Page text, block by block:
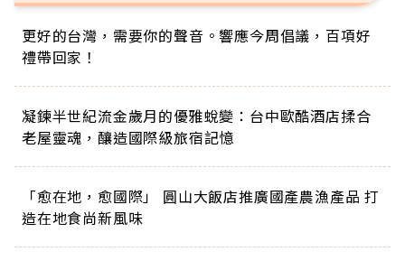
更好的台灣，需要你的聲音。響應今周倡議，百項好
禮帶回家！
凝鍊半世紀流金歲月的優雅蛻變：台中歐酷酒店揉合
老屋靈魂，釀造國際級旅宿記憶
「愈在地，愈國際」 圓山大飯店推廣國產農漁產品 打
造在地食尚新風味